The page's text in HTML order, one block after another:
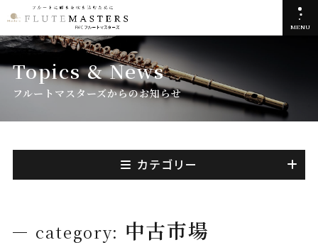
MENU
フルートマスターズからのお知らせ
Topics & News
カテゴリー
category: 中古市場